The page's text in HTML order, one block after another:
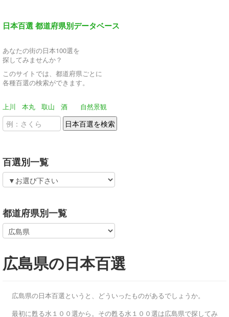
日本百選 都道府県別データベース
あなたの街の日本100選を
探してみませんか？
このサイトでは、都道府県ごとに
各種百選の検索ができます。
上川 本丸 取山 酒 自然景観
百選別一覧
都道府県別一覧
広島県の日本百選
広島県の日本百選というと、どういったものがあるでしょうか。
最初に甦る水１００選から。その甦る水１００選は広島県で探してみ